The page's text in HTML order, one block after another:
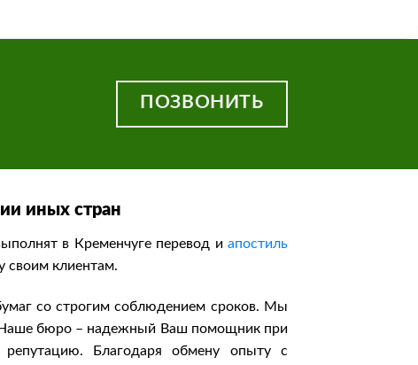
ПОЗВОНИТЬ
иных стран
в Кременчуге перевод и апостиль
своим клиентам.
со строгим соблюдением сроков. Мы
Наше бюро – надежный Ваш помощник при
Благодаря обмену опыту с